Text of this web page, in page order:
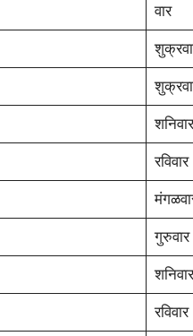
वार
शनिवार
रविवार
गुरुवार
शनिवार
रविवार